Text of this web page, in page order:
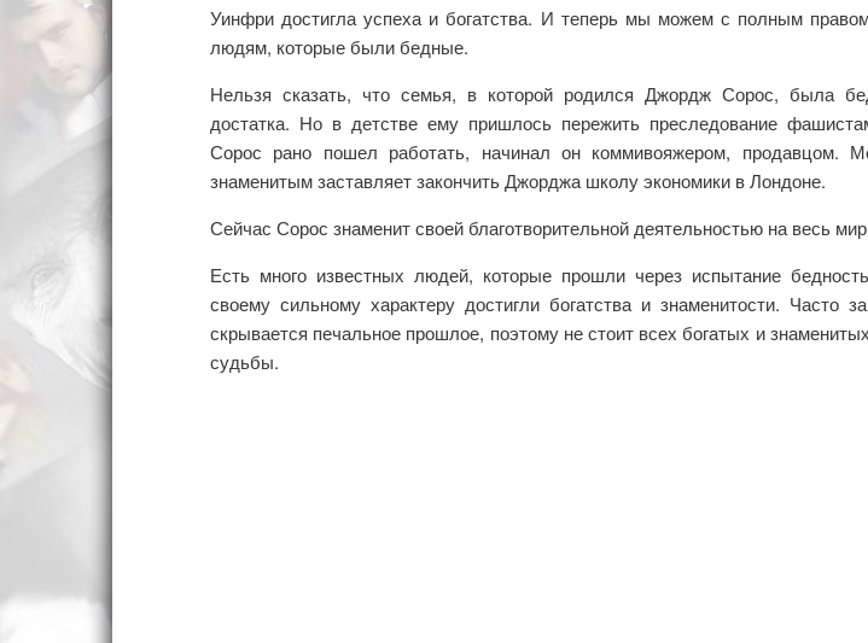
Уинфри достигла успеха и богатства. И теперь мы можем с полным
людям, которые были бедные.
Нельзя сказать, что семья, в которой родился Джордж Сорос, была
достатка. Но в детстве ему пришлось пережить преследование
Сорос рано пошел работать, начинал он коммивояжером, продавцом.
знаменитым заставляет закончить Джорджа школу экономики в Лондоне.
Сейчас Сорос знаменит своей благотворительной деятельностью на весь
Есть много известных людей, которые прошли через испытание
своему сильному характеру достигли богатства и знаменитости. Часто
скрывается печальное прошлое, поэтому не стоит всех богатых и
судьбы.